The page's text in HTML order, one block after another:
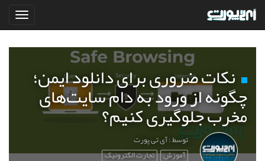
نکات ضروری برای دانلود ایمن؛
چگونه از ورود به دام سایت‌های
مخرب جلوگیری کنیم؟
توسط : آی تی پورت
آموزش تجارت الکترونیک